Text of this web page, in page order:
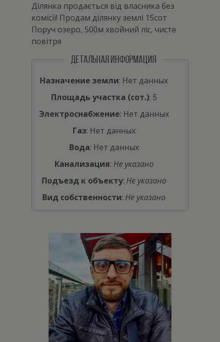
Ділянка продається від власника без
комісії! Продам ділянку землі 15сот
Поруч озеро, 500м хвойний ліс, чисте
повітря
ДЕТАЛЬНАЯ ИНФОРМАЦИЯ
Назначение земли: Нет данных
Площадь участка (сот.): 5
Электроснабжение: Нет данных
Газ: Нет данных
Вода: Нет данных
Канализация: Не указано
Подъезд к объекту: Не указано
Вид собственности: Не указано